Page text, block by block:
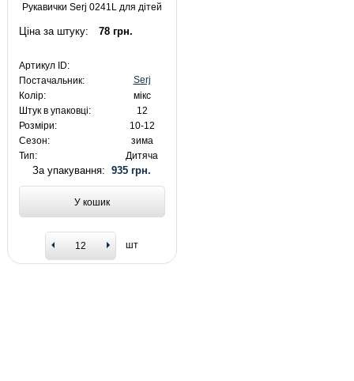
Рукавички Serj 0241L для дітей
Ціна за штуку: 78 грн.
Артикул ID:
Постачальник:
Serj
Колір:
мікс
Штук в упаковці:
12
Розміри:
10-12
Сезон:
зима
Тип:
Дитяча
За упакування:935 грн.
У кошик
шт